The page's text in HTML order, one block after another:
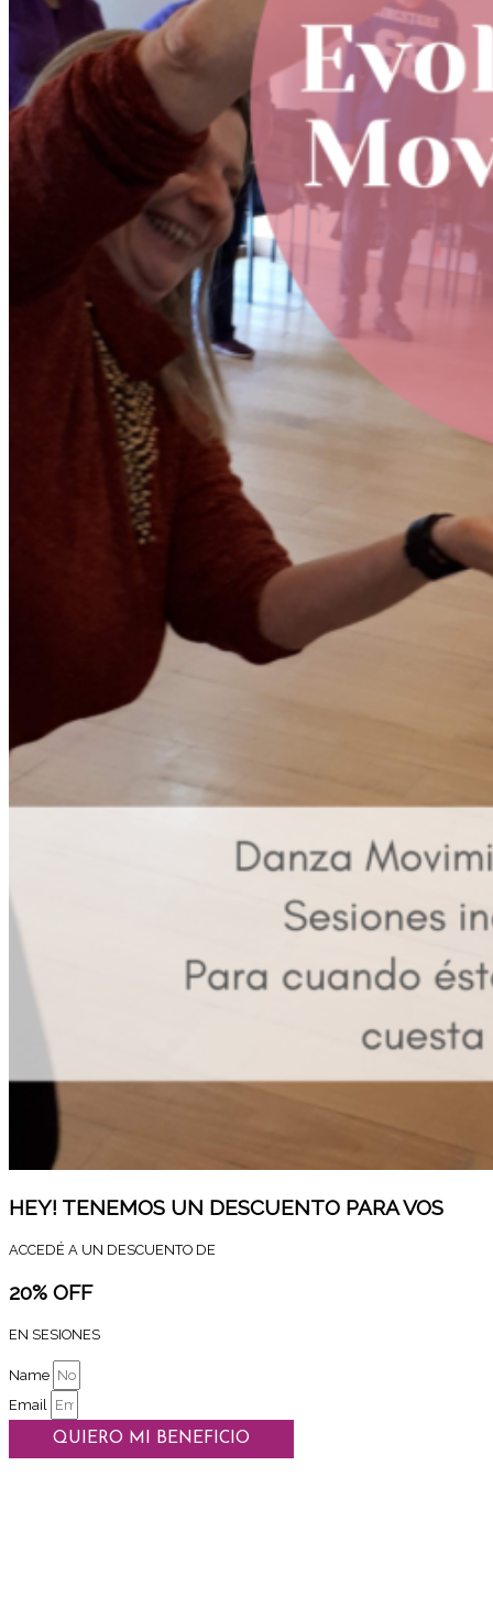
HEY! TENEMOS UN DESCUENTO PARA VOS
ACCEDÉ A UN DESCUENTO DE
20% OFF
EN SESIONES
Name
Email
QUIERO MI BENEFICIO